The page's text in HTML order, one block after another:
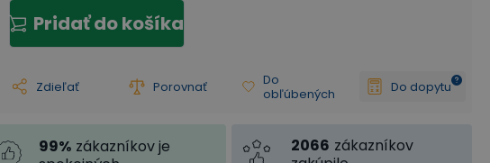
Pridať do košíka
Zdieľať Porovnať
Do
obľúbených
Do dopytu
99% zákazníkov je
2066 zákazníkov